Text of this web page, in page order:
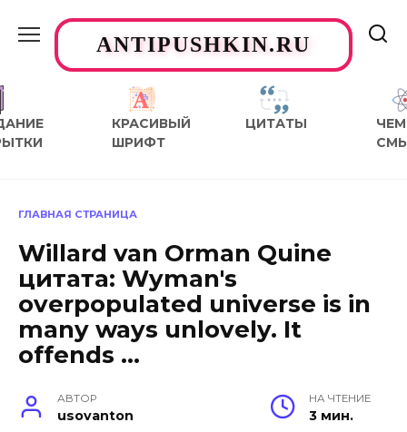
содержаниюANTIPUSHKIN.RU
КРАСИВЫЙ
ШРИФТ
ЦИТАТЫ
ЧЕМ
ГЛАВНАЯ СТРАНИЦА
Willard van Orman Quine
цитата: Wyman's
overpopulated universe is in
many ways unlovely. It
offends …
АВТОР
usovanton
НА ЧТЕНИЕ
3 мин.